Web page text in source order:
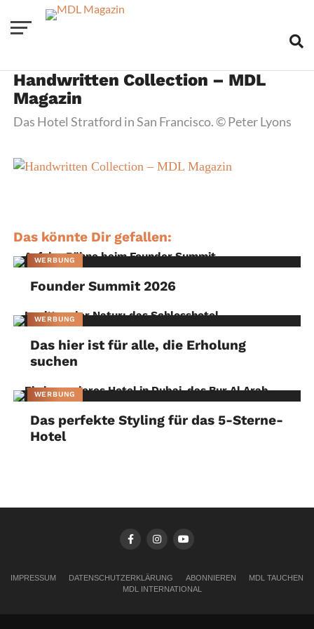
Handwritten Collection – MDL
Magazin
Das Hotel Stratford in San Francisco. © Peter Lyons
Das könnte Dir gefallen:
WERBUNG
Founder Summit 2026
WERBUNG
Das hier ist für alle, die Erholung
suchen
WERBUNG
Das perfekte Styling für das 5-Sterne-
Hotel
IMPRESSUM DATENSCHUTZERKLÄRUNG ABONNIEREN
MDL TAUCHEN
MDL INTERNATIONAL